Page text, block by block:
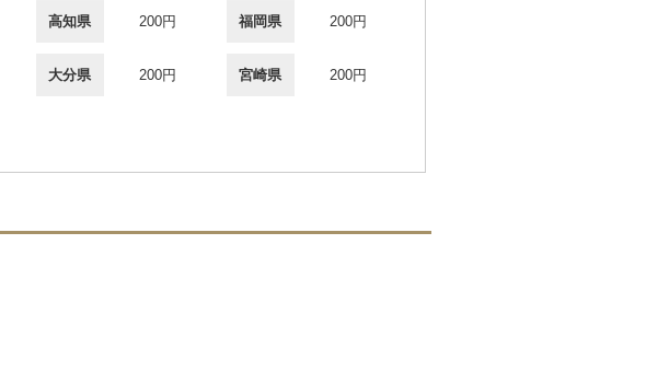
高知県 200円 福岡県 200円
大分県 200円 宮崎県 200円